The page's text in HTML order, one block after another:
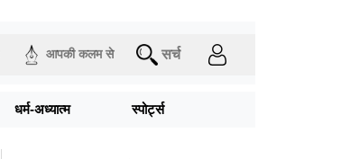
आपकी कलम से सर्च
धर्म-अध्यात्म स्पोर्ट्स